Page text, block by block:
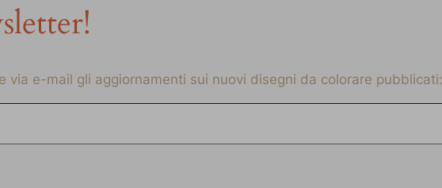
via e-mail gli aggiornamenti sui nuovi disegni da colorare pubblicati: